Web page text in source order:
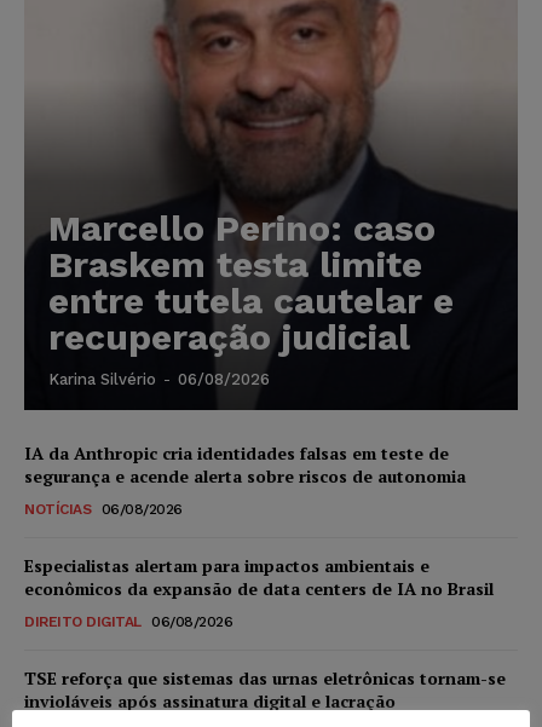
Marcello Perino: caso
Braskem testa limite
entre tutela cautelar e
recuperação judicial
Karina Silvério - 06/08/2026
IA da Anthropic cria identidades falsas em teste de
segurança e acende alerta sobre riscos de autonomia
NOTÍCIAS 06/08/2026
Especialistas alertam para impactos ambientais e
econômicos da expansão de data centers de IA no Brasil
DIREITO DIGITAL 06/08/2026
TSE reforça que sistemas das urnas eletrônicas tornam-se
invioláveis após assinatura digital e lacração